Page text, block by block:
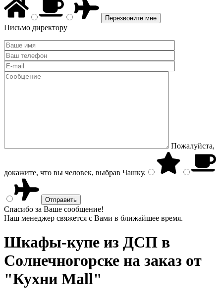
Письмо директору
Пожалуйста,
докажите, что вы человек, выбрав Чашку.
Спасибо за Ваше сообщение!
Наш менеджер свяжется с Вами в ближайшее время.
Шкафы-купе из ДСП в
Солнечногорске на заказ от
"Кухни Mall"